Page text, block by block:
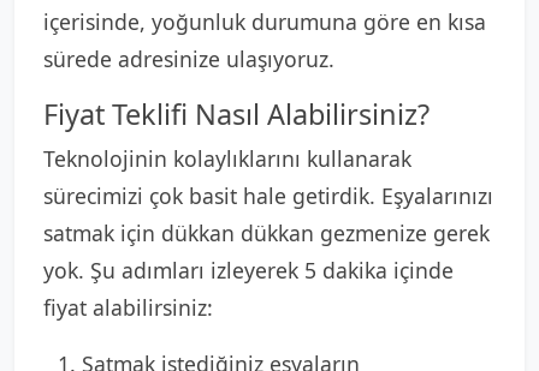
içerisinde, yoğunluk durumuna göre en kısa
sürede adresinize ulaşıyoruz.
Fiyat Teklifi Nasıl Alabilirsiniz?
Teknolojinin kolaylıklarını kullanarak
sürecimizi çok basit hale getirdik. Eşyalarınızı
satmak için dükkan dükkan gezmenize gerek
yok. Şu adımları izleyerek 5 dakika içinde
fiyat alabilirsiniz:
Satmak istediğiniz eşyaların